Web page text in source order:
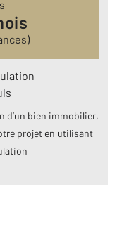
d’un bien immobilier,
projet en utilisant